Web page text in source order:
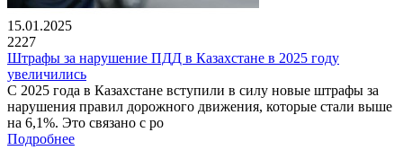
15.01.2025
2227
Штрафы за нарушение ПДД в Казахстане в 2025 году
увеличились
С 2025 года в Казахстане вступили в силу новые штрафы за
нарушения правил дорожного движения, которые стали выше
на 6,1%. Это связано с ро
Подробнее